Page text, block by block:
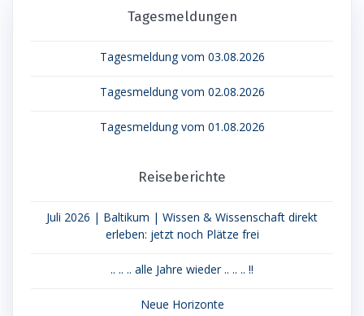
Tagesmeldungen
Tagesmeldung vom 03.08.2026
Tagesmeldung vom 02.08.2026
Tagesmeldung vom 01.08.2026
Reiseberichte
Juli 2026 | Baltikum | Wissen & Wissenschaft direkt
erleben: jetzt noch Plätze frei
.. .. .. alle Jahre wieder .. .. .. !!
Neue Horizonte